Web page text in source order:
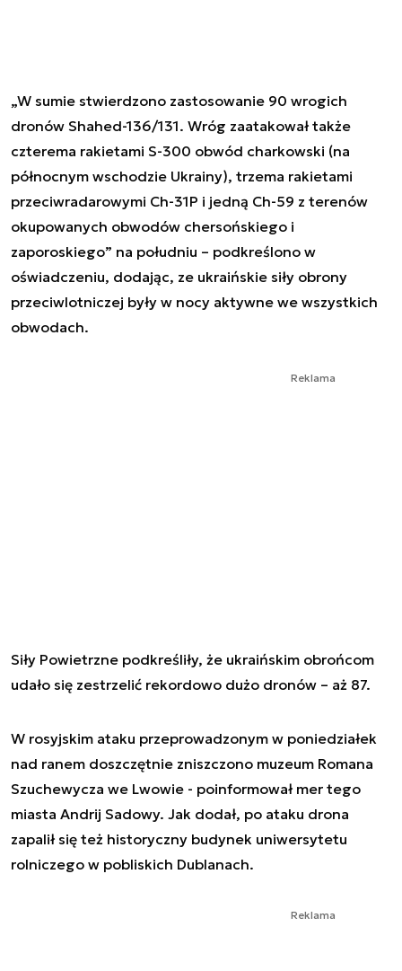
„W sumie stwierdzono zastosowanie 90 wrogich
dronów Shahed-136/131. Wróg zaatakował także
czterema rakietami S-300 obwód charkowski (na
północnym wschodzie Ukrainy), trzema rakietami
przeciwradarowymi Ch-31P i jedną Ch-59 z terenów
okupowanych obwodów chersońskiego i
zaporoskiego” na południu – podkreślono w
oświadczeniu, dodając, ze ukraińskie siły obrony
przeciwlotniczej były w nocy aktywne we wszystkich
obwodach.
Reklama
Siły Powietrzne podkreśliły, że ukraińskim obrońcom
udało się zestrzelić rekordowo dużo dronów – aż 87.
W rosyjskim ataku przeprowadzonym w poniedziałek
nad ranem doszczętnie zniszczono muzeum Romana
Szuchewycza we Lwowie - poinformował mer tego
miasta Andrij Sadowy. Jak dodał, po ataku drona
zapalił się też historyczny budynek uniwersytetu
rolniczego w pobliskich Dublanach.
Reklama